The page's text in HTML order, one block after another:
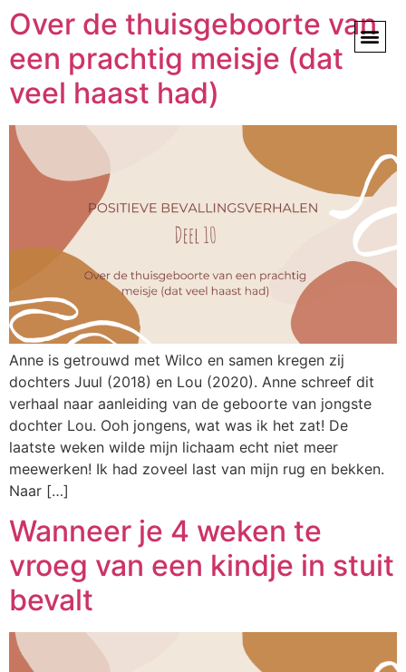
Over de thuisgeboorte van
een prachtig meisje (dat
veel haast had)
Anne is getrouwd met Wilco en samen kregen zij
dochters Juul (2018) en Lou (2020). Anne schreef dit
verhaal naar aanleiding van de geboorte van jongste
dochter Lou. Ooh jongens, wat was ik het zat! De
laatste weken wilde mijn lichaam echt niet meer
meewerken! Ik had zoveel last van mijn rug en bekken.
Naar […]
Wanneer je 4 weken te
vroeg van een kindje in stuit
bevalt